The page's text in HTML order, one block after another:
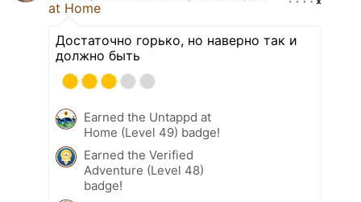
at Home
Достаточно горько, но наверно так и
должно быть
Earned the Untappd at
Home (Level 49) badge!
Earned the Verified
Adventure (Level 48)
badge!